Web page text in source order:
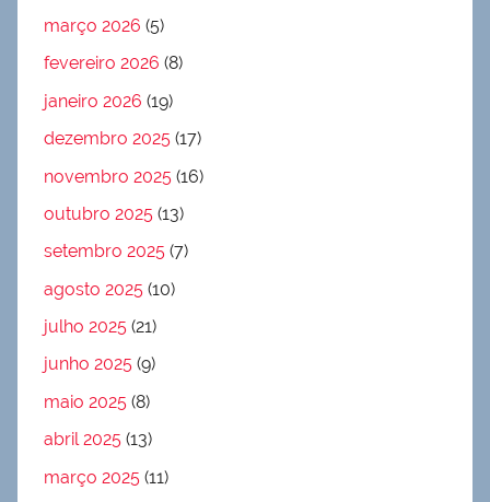
março 2026 (5)
fevereiro 2026 (8)
janeiro 2026 (19)
dezembro 2025 (17)
novembro 2025 (16)
outubro 2025 (13)
setembro 2025 (7)
agosto 2025 (10)
julho 2025 (21)
junho 2025 (9)
maio 2025 (8)
abril 2025 (13)
março 2025 (11)